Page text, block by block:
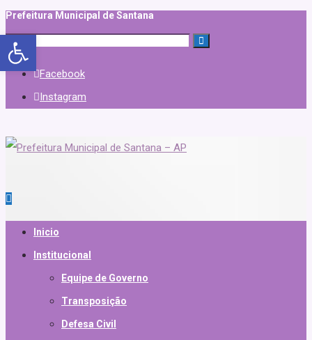
Abrir a barra de ferramentas
Prefeitura Municipal de Santana
Facebook
Instagram
Inicio
Institucional
Equipe de Governo
Transposição
Defesa Civil